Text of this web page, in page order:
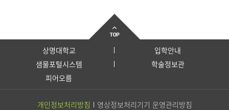
상명대학교
입학안내
샘물포털시스템
학술정보관
피어오름
개인정보처리방침 영상정보처리기기 운영관리방침